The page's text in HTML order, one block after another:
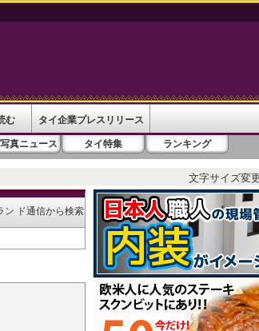
む タイ企業プレスリリース
真ニュース タイ特集 ランキング
文字サイズ変
ン ド通信から検索